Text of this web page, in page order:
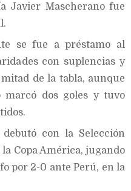
Javier Mascherano fue
se fue a préstamo al
con suplencias y
de la tabla, aunque
marcó dos goles y tuvo
con la Selección
Copa América, jugando
por 2-0 ante Perú, en la